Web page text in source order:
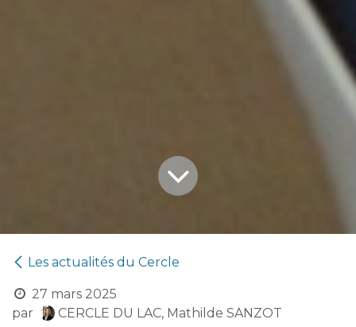
Les actualités du Cercle
27 mars 2025
par
CERCLE DU LAC, Mathilde SANZOT